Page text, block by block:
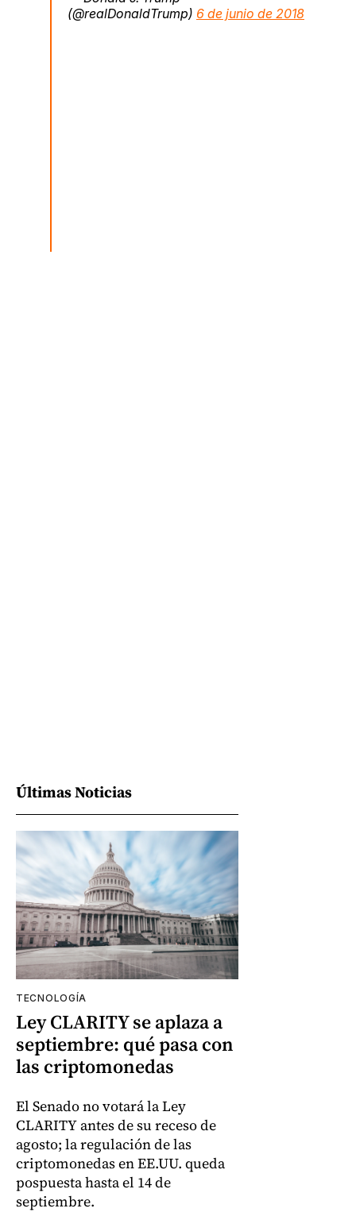
(@realDonaldTrump) 6 de junio de 2018
Últimas Noticias
TECNOLOGÍA
Ley CLARITY se aplaza a
septiembre: qué pasa con
las criptomonedas
El Senado no votará la Ley
CLARITY antes de su receso de
agosto; la regulación de las
criptomonedas en EE.UU. queda
pospuesta hasta el 14 de
septiembre.